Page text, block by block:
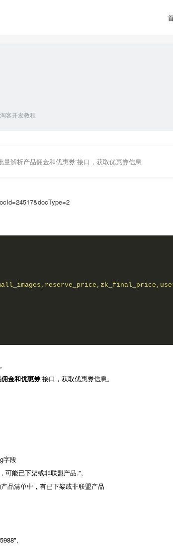
淘客开发教程
解析产品佣金和优惠券”接口，获取优惠券信息
金和优惠券”接口，获取优惠券信息。
字段
可能已下架或非联盟产品.",
清单中，有已下架或非联盟产品